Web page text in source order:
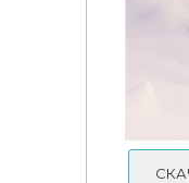
Daph's